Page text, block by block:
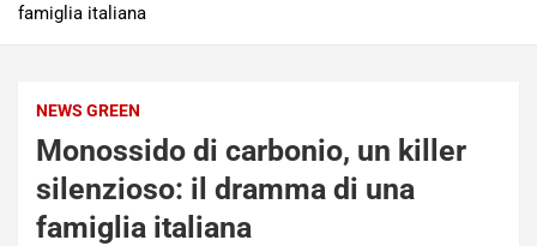
famiglia italiana
NEWS GREEN
Monossido di carbonio, un killer
silenzioso: il dramma di una
famiglia italiana